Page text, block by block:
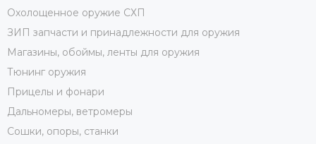
Охолощенное оружие СХП
ЗИП запчасти и принадлежности для оружия
Магазины, обоймы, ленты для оружия
Тюнинг оружия
Прицелы и фонари
Дальномеры, ветромеры
Сошки, опоры, станки